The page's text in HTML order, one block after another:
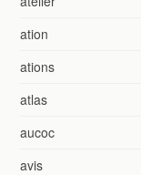
ation
ations
atlas
aucoc
avis